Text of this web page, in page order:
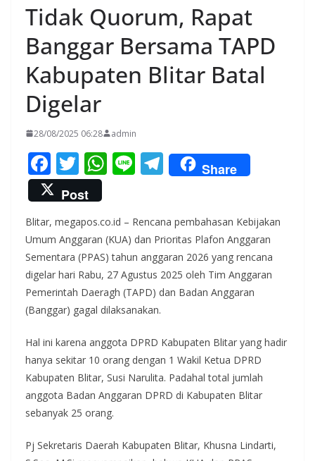
Tidak Quorum, Rapat
Banggar Bersama TAPD
Kabupaten Blitar Batal
Digelar
28/08/2025 06:28 admin
F
ac
e
b
o
o
k
T
w
itt
er
W
s
A
p
p
Li T
el
gr
a
m
Share
Post
Blitar, megapos.co.id – Rencana pembahasan Kebijakan
Umum Anggaran (KUA) dan Prioritas Plafon Anggaran
Sementara (PPAS) tahun anggaran 2026 yang rencana
digelar hari Rabu, 27 Agustus 2025 oleh Tim Anggaran
Pemerintah Daeragh (TAPD) dan Badan Anggaran
(Banggar) gagal dilaksanakan.
Hal ini karena anggota DPRD Kabupaten Blitar yang hadir
hanya sekitar 10 orang dengan 1 Wakil Ketua DPRD
Kabupaten Blitar, Susi Narulita. Padahal total jumlah
anggota Badan Anggaran DPRD di Kabupaten Blitar
sebanyak 25 orang.
Pj Sekretaris Daerah Kabupaten Blitar, Khusna Lindarti,